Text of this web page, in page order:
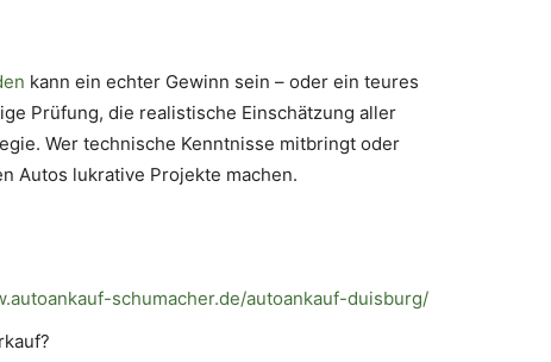
kann ein echter Gewinn sein – oder ein teures
Prüfung, die realistische Einschätzung aller
Wer technische Kenntnisse mitbringt oder
Autos lukrative Projekte machen.
schumacher.de/autoankauf-duisburg/